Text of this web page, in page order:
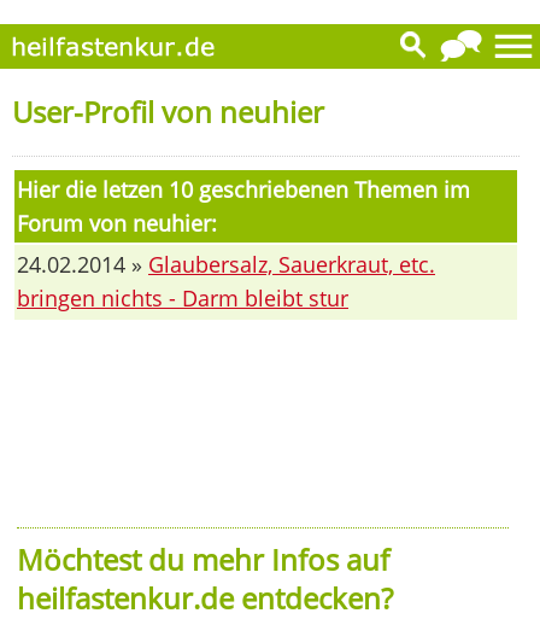
User-Profil von neuhier
Hier die letzen 10 geschriebenen Themen im
Forum von neuhier:
24.02.2014 » Glaubersalz, Sauerkraut, etc.
bringen nichts - Darm bleibt stur
Möchtest du mehr Infos auf
heilfastenkur.de entdecken?